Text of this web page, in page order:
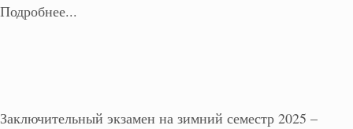
Подробнее...
Заключительный экзамен на зимний семестр 2025 –